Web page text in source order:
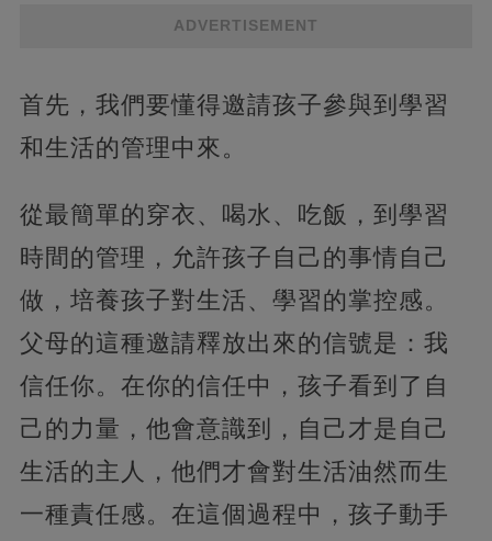
ADVERTISEMENT
首先，我們要懂得邀請孩子參與到學習
和生活的管理中來。
從最簡單的穿衣、喝水、吃飯，到學習
時間的管理，允許孩子自己的事情自己
做，培養孩子對生活、學習的掌控感。
父母的這種邀請釋放出來的信號是：我
信任你。在你的信任中，孩子看到了自
己的力量，他會意識到，自己才是自己
生活的主人，他們才會對生活油然而生
一種責任感。在這個過程中，孩子動手